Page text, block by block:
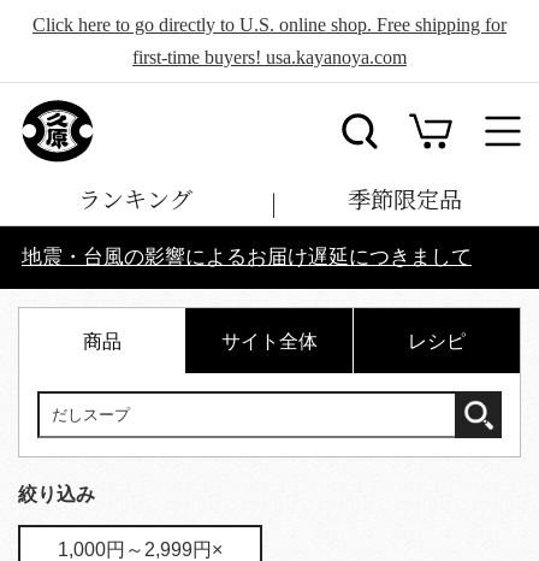
Click here to go directly to U.S. online shop. Free shipping for
first-time buyers! usa.kayanoya.com
ランキング 季節限定品
地震・台風の影響によるお届け遅延につきまして
商品 サイト全体 レシピ
絞り込み
1,000円～2,999円×